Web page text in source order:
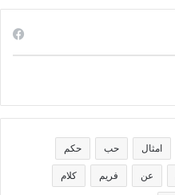
امثال حب حكم
عن فريم كلام